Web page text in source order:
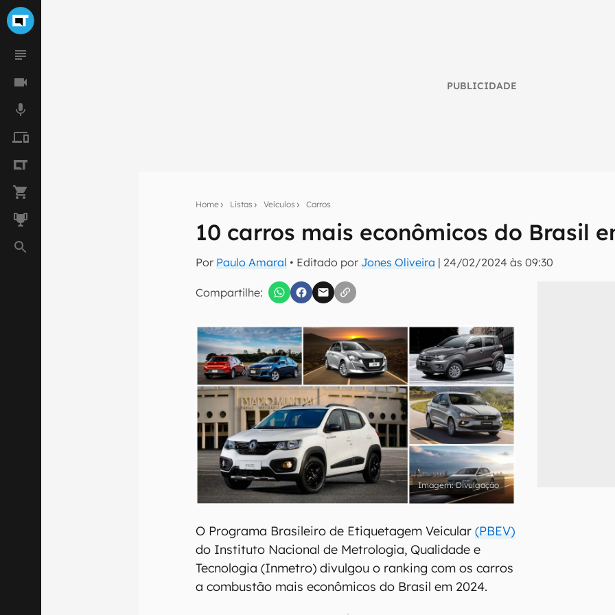
PUBLICIDADE
Home Listas Veículos Carros
10 carros mais econômicos do Brasil
Por Paulo Amaral • Editado por Jones Oliveira | 24/02/2024 às 09:30
Compartilhe:
Seu resumo inteligente do mundo tech!
Assine a newsletter do Canaltech e receba notícias e reviews sobre tecnologia
inscreva-se
Confirmo que li, aceito e concordo com os Termos de Uso e Política de Privacidade do
Divulgação
O Programa Brasileiro de Etiquetagem Veicular(PBEV)
do Instituto Nacional de Metrologia, Qualidade e
Tecnologia (Inmetro) divulgou o ranking com os carros
a combustão mais econômicos do Brasil em 2024.